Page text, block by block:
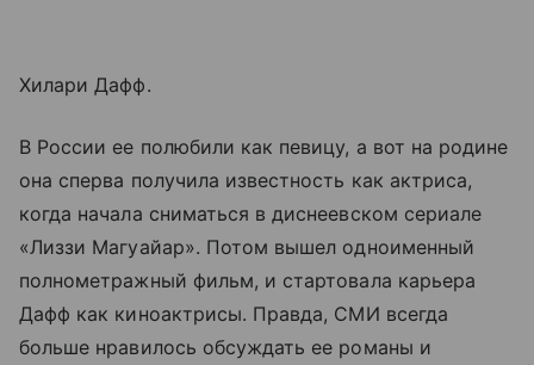
Хилари Дафф.
В России ее полюбили как певицу, а вот на родине
она сперва получила известность как актриса,
когда начала сниматься в диснеевском сериале
«Лиззи Магуайар». Потом вышел одноименный
полнометражный фильм, и стартовала карьера
Дафф как киноактрисы. Правда, СМИ всегда
больше нравилось обсуждать ее романы и